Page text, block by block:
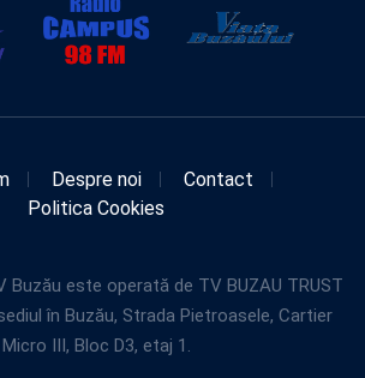
Despre noi
Contact
Politica Cookies
Buzău este operată de TV BUZAU TRUST
în Buzău, Strada Pietroasele, Cartier
Micro III, Bloc D3, etaj 1.